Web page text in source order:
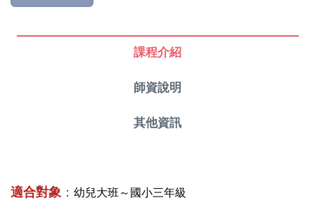
課程介紹
師資說明
其他資訊
適合對象 ： 幼兒大班～國小三年級